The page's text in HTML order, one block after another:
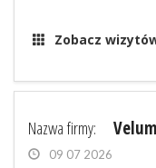
Zobacz
Nazwa firmy:
09 07 2026